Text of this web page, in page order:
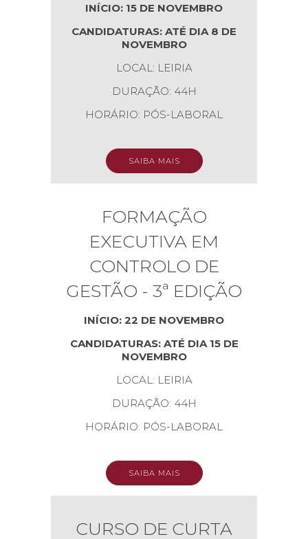
INÍCIO: 15 DE NOVEMBRO
CANDIDATURAS: ATÉ DIA 8 DE
NOVEMBRO
LOCAL: LEIRIA
DURAÇÃO: 44H
HORÁRIO: PÓS-LABORAL
SAIBA MAIS
FORMAÇÃO
EXECUTIVA EM
CONTROLO DE
GESTÃO - 3ª EDIÇÃO
INÍCIO: 22 DE NOVEMBRO
CANDIDATURAS: ATÉ DIA 15 DE
NOVEMBRO
LOCAL: LEIRIA
DURAÇÃO: 44H
HORÁRIO: PÓS-LABORAL
SAIBA MAIS
CURSO DE CURTA